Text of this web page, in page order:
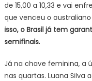
de 15,00 a 10,33 e vai
que venceu o australiano
isso, o Brasil já tem
semifinais.
Já na chave feminina, a
nas quartas. Luana Silva